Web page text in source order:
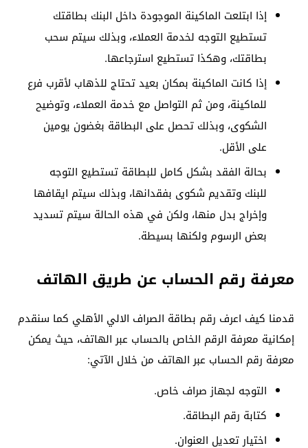
إذا ابتلعت الماكينة الموجودة داخل البنك بطاقتك
تستطيع التوجه لخدمة العملاء، وبذلك سيتم سحب
بطاقتك، وهكذا تستطيع استرجاعها.
إذا كانت الماكينة بمكان بعيد تحتاج للذهاب لأقرب فرع
للماكينة، ومن ثم التواصل مع خدمة العملاء، وتوضيح
الشكوى، وبذلك تحصل على البطاقة بغضون يومين
على الأقل.
بحالة الفقد بشكل كامل للبطاقة تستطيع التوجه
للبنك وتقديم شكوى بفقدانها، وبذلك سيتم ايقافها
وإخراج بدل منها، ولكن في هذه الحالة سيتم تسديد
بعض الرسوم ولكنها بسيطة.
معرفة رقم الحساب عن طريق الهاتف
قدمنا كيف اعرف رقم بطاقة الصراف الالي الأهلي كما سنقدم
إمكانية معرفة الرقم الخاص بالحساب عبر الهاتف، حيث يمكن
معرفة رقم الحساب عبر الهاتف من خلال الآتي:
التوجه لجهاز صراف خاص.
كتابة رقم البطاقة.
اختيار تعديل العنوان.